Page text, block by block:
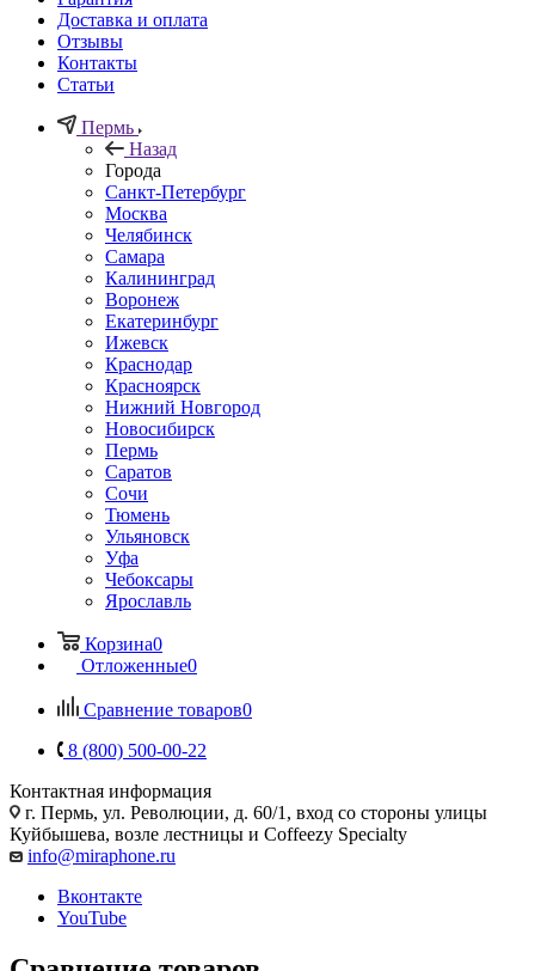
Доставка и оплата
Отзывы
Контакты
Статьи
Пермь
Назад
Города
Санкт-Петербург
Москва
Челябинск
Самара
Калининград
Воронеж
Екатеринбург
Ижевск
Краснодар
Красноярск
Нижний Новгород
Новосибирск
Пермь
Саратов
Сочи
Тюмень
Ульяновск
Уфа
Чебоксары
Ярославль
Корзина0
Отложенные0
Сравнение товаров0
8 (800) 500-00-22
Контактная информация
г. Пермь, ул. Революции, д. 60/1, вход со стороны улицы
Куйбышева, возле лестницы и Coffeezy Specialty
info@miraphone.ru
Вконтакте
YouTube